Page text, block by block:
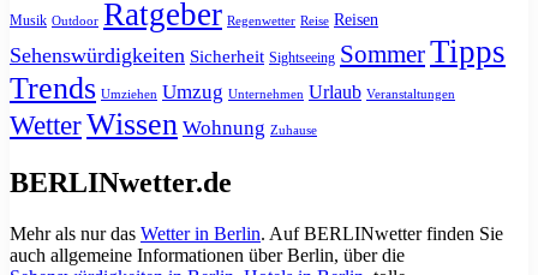
Musik Outdoor Ratgeber Regenwetter Reise Reisen
Sehenswürdigkeiten Sicherheit Sightseeing SommerTipps
Trends Umziehen Umzug Unternehmen Urlaub Veranstaltungen
WetterWissen Wohnung Zuhause
BERLINwetter.de
Mehr als nur das Wetter in Berlin. Auf BERLINwetter finden Sie
auch allgemeine Informationen über Berlin, über die